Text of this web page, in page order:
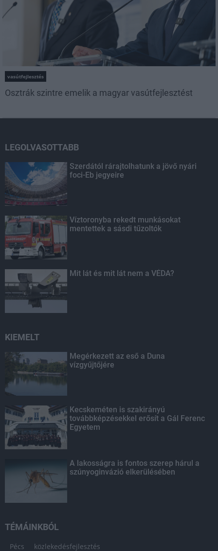
vasútfejlesztés
Osztrák szintre emelik a magyar vasútfejlesztést
LEGOLVASOTTABB
Szerdától rárajtolhatunk a jövő nyári
foci-Eb jegyeire
Víztoronyba rekedt munkásokat
mentettek a sásdi tűzoltók
Mit lát és mit lát nem a VÉDA?
KIEMELT
Megérkezett az eső a Duna
vízgyűjtőjére
Kecskeméten is szakirányú
továbbképzésekkel erősít a Gál Ferenc
Egyetem
A lakosságra is fontos szerep hárul a
szúnyoginvázió elkerülésében
TÉMÁINKBÓL
Pécs közlekedésfejlesztés